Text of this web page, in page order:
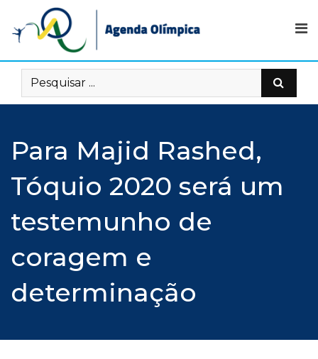
content
Para Majid Rashed,
Tóquio 2020 será um
testemunho de
coragem e
determinação